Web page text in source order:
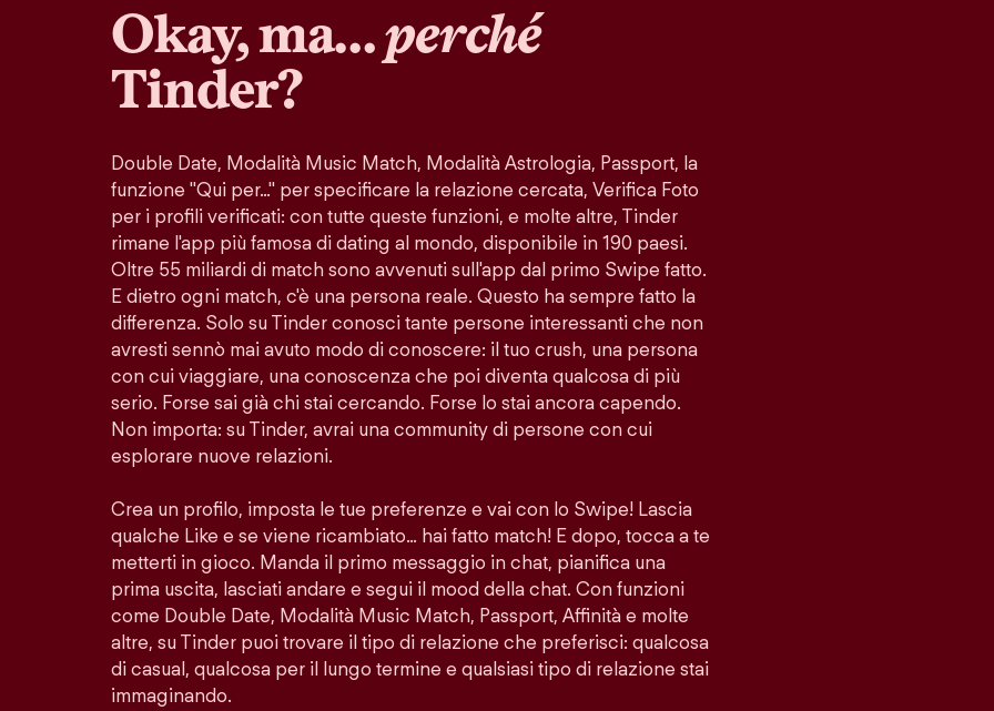
Okay, ma…perché
Tinder?
Double Date, Modalità Music Match, Modalità Astrologia, Passport, la
funzione "Qui per…" per specificare la relazione cercata, Verifica Foto
per i profili verificati: con tutte queste funzioni, e molte altre, Tinder
rimane l'app più famosa di dating al mondo, disponibile in 190 paesi.
Oltre 55 miliardi di match sono avvenuti sull'app dal primo Swipe fatto.
E dietro ogni match, c'è una persona reale. Questo ha sempre fatto la
differenza. Solo su Tinder conosci tante persone interessanti che non
avresti sennò mai avuto modo di conoscere: il tuo crush, una persona
con cui viaggiare, una conoscenza che poi diventa qualcosa di più
serio. Forse sai già chi stai cercando. Forse lo stai ancora capendo.
Non importa: su Tinder, avrai una community di persone con cui
esplorare nuove relazioni.
Crea un profilo, imposta le tue preferenze e vai con lo Swipe! Lascia
qualche Like e se viene ricambiato… hai fatto match! E dopo, tocca a te
metterti in gioco. Manda il primo messaggio in chat, pianifica una
prima uscita, lasciati andare e segui il mood della chat. Con funzioni
come Double Date, Modalità Music Match, Passport, Affinità e molte
altre, su Tinder puoi trovare il tipo di relazione che preferisci: qualcosa
di casual, qualcosa per il lungo termine e qualsiasi tipo di relazione stai
immaginando.